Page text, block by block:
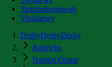
Tuttobolognaweb
Violanews
DerbyDerbyDerby
Rubriche
Nomen Omen